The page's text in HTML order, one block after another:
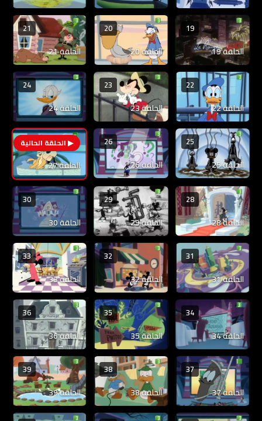
19
الحلقة 19
20
الحلقة 20
21
الحلقة 21
22
الحلقة 22
23
الحلقة 23
24
الحلقة 24
25
الحلقة 25
26
الحلقة 26
27
الحلقة 27
28
الحلقة 28
29
الحلقة 29
30
الحلقة 30
31
الحلقة 31
32
الحلقة 32
33
الحلقة 33
34
الحلقة 34
35
الحلقة 35
36
الحلقة 36
37
الحلقة 37
38
الحلقة 38
39
الحلقة 39